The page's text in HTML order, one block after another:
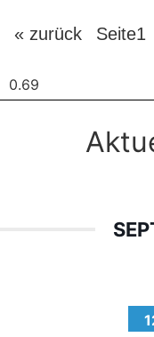
« zurück Seite1